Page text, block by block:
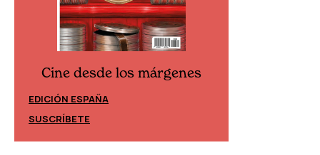
Cine desde los márgenes
EDICIÓN ESPAÑA
SUSCRÍBETE